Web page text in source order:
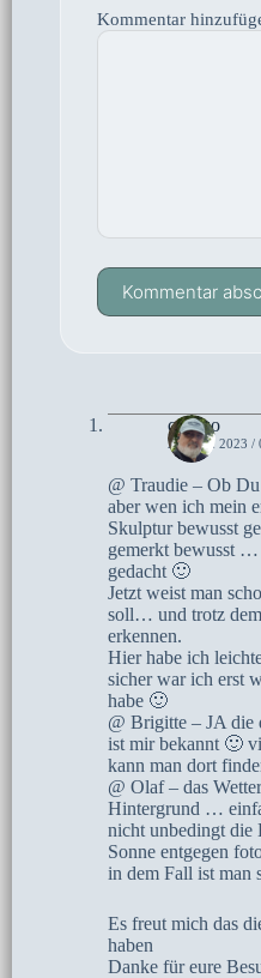
Kommentar
Kommentar
czoczo
21. MAI 2023 /
@ Traudie – Ob
aber wen ich mein
Skulptur bewusst
gemerkt bewusst …
gedacht 🙂
Jetzt weist man
soll… und trotz
erkennen.
Hier habe ich
sicher war ich erst
habe 🙂
@ Brigitte – JA die
ist mir bekannt 🙂
kann man dort
@ Olaf – das
Hintergrund …
nicht unbedingt
Sonne entgegen
in dem Fall ist man
Es freut mich das
haben
Danke für eure